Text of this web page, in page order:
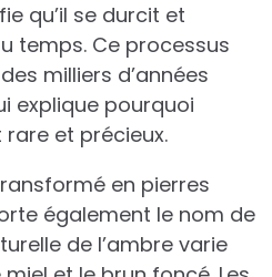
qu’il se durcit et
temps. Ce processus
milliers d’années
explique pourquoi
rare et précieux.
en pierres
également le nom de
de l’ambre varie